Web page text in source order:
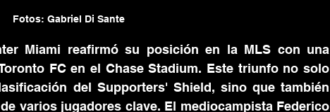
Fotos: Gabriel Di Sante
Miami reafirmó su posición en la MLS con una
FC en el Chase Stadium. Este triunfo no solo
del Supporters' Shield, sino que también
varios jugadores clave. El mediocampista Federico